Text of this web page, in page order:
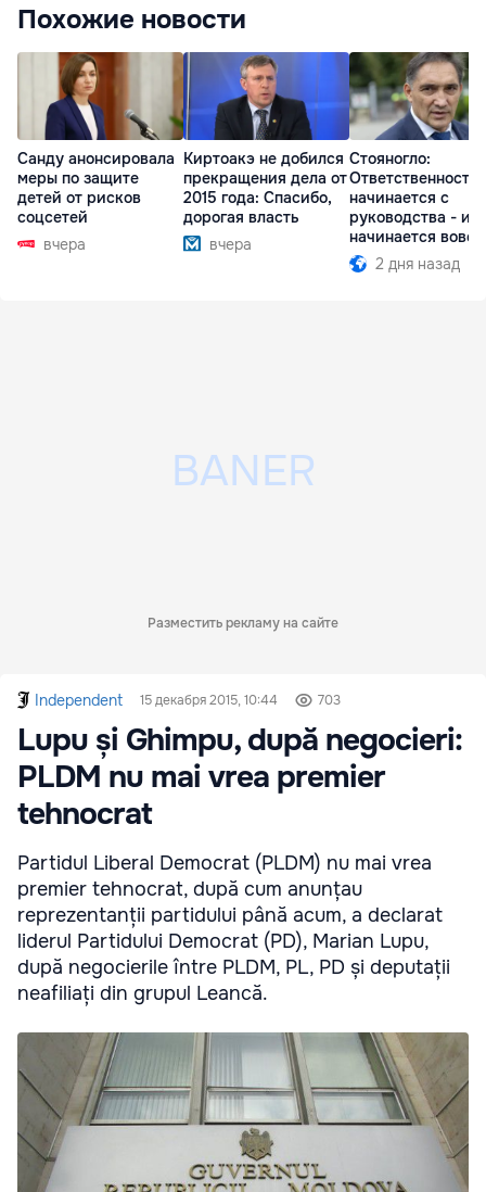
Похожие новости
Санду анонсировала
меры по защите
детей от рисков
соцсетей
вчера
Киртоакэ не добился
прекращения дела от
2015 года: Спасибо,
дорогая власть
вчера
Стояногло:
Ответственность
начинается с
руководства -
начинается вовсе
2 дня назад
Разместить рекламу на сайте
Independent 15 декабря 2015, 10:44 703
Lupu și Ghimpu, după negocieri:
PLDM nu mai vrea premier
tehnocrat
Partidul Liberal Democrat (PLDM) nu mai vrea
premier tehnocrat, după cum anunțau
reprezentanții partidului până acum, a declarat
liderul Partidului Democrat (PD), Marian Lupu,
după negocierile între PLDM, PL, PD și deputații
neafiliați din grupul Leancă.